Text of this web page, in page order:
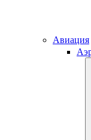
Авиация